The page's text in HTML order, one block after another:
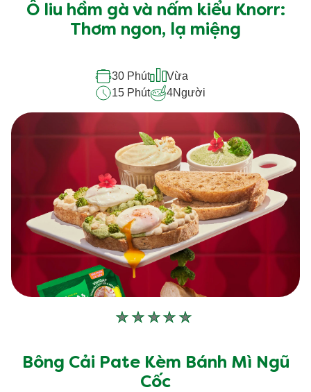
xếp
hạng
gửi
cho
recipe
này
Ô liu hầm gà và nấm kiểu Knorr:
Thơm ngon, lạ miệng
30 Phút
Vừa
15 Phút
4Người
Không
xếp
hạng
Bông Cải Pate Kèm Bánh Mì Ngũ
Cốc